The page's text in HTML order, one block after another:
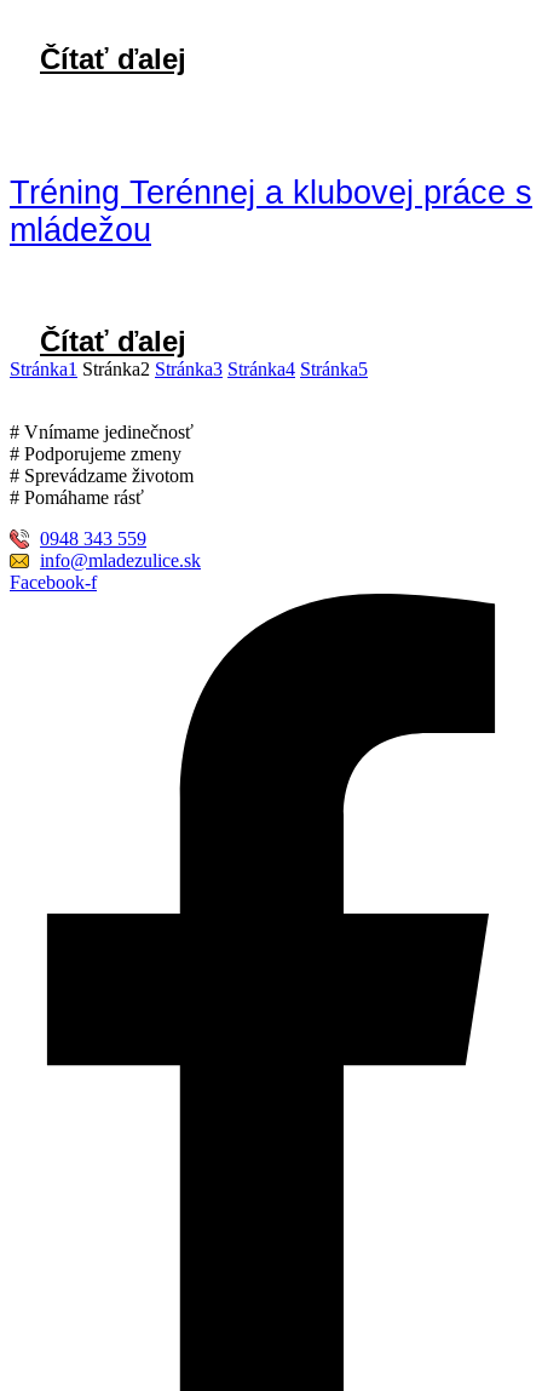
Čítať ďalej
Tréning Terénnej a klubovej práce s
mládežou
Čítať ďalej
Stránka1 Stránka2 Stránka3 Stránka4 Stránka5
# Vnímame jedinečnosť
# Podporujeme zmeny
# Sprevádzame životom
# Pomáhame rásť
0948 343 559
info@mladezulice.sk
Facebook-f